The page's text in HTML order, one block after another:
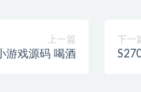
上一篇
游戏源码 喝酒
下一